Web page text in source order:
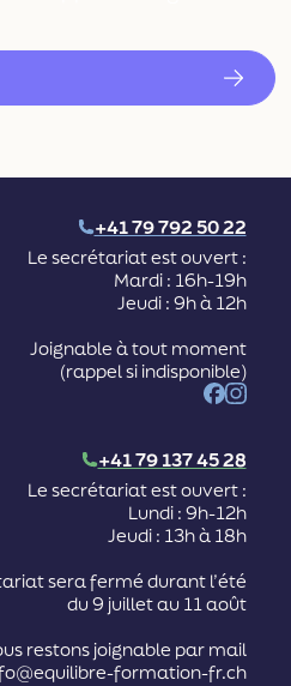
+41 79 792 50 22
Le secrétariat est ouvert :
Mardi : 16h-19h
Jeudi : 9h à 12h
Joignable à tout moment
(rappel si indisponible)
Facebook
+41 79 137 45 28
Le secrétariat est ouvert :
Lundi : 9h-12h
Jeudi : 13h à 18h
sera fermé durant l’été
du 9 juillet au 11 août
restons joignable par mail
formation-fr.ch